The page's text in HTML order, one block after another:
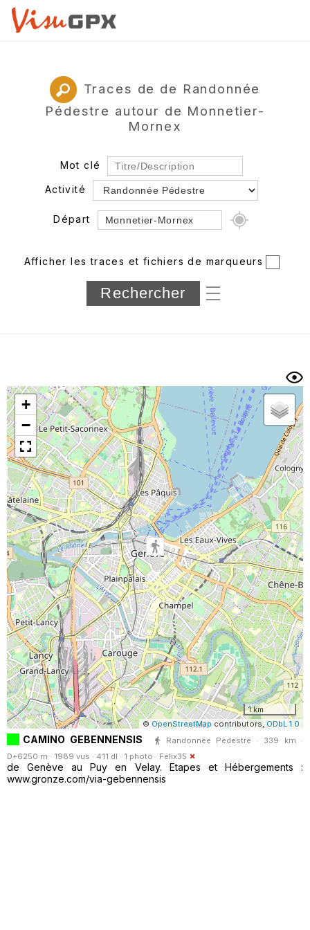
Traces de de Randonnée
Pédestre autour de Monnetier-
Mornex
Mot clé
Activité
Départ
Département
Longueur min/max
Trier par
Horodatage Photos
Afficher les traces et fichiers de marqueurs
+
−
1 km
© OpenStreetMap contributors, ODbL 1.0
CAMINO GEBENNENSIS
Randonnée Pédestre · 339 km ·
D+6250 m · 1989 vus · 411 dl · 1 photo · Félix35
de Genève au Puy en Velay. Etapes et Hébergements :
www.gronze.com/via-gebennensis